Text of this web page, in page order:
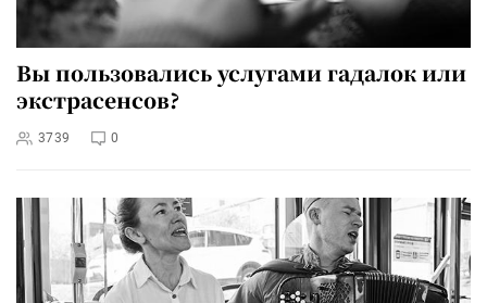
Вы пользовались услугами гадалок или
экстрасенсов?
3739 0